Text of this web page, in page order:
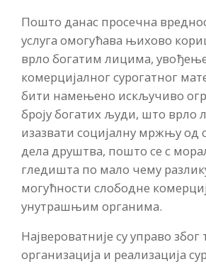
Пошто данас просечна
услуга омогућава њихово
врло богатим лицима,
комерцијалног сурогатног
бити намењено искључиво
броју богатих људи, што врло
изазвати социјалну мржњу од
дела друштва, пошто се с
гледишта по мало чему
могућности слободне
унутрашњим органима.
Највероватније су управо због
организација и реализација